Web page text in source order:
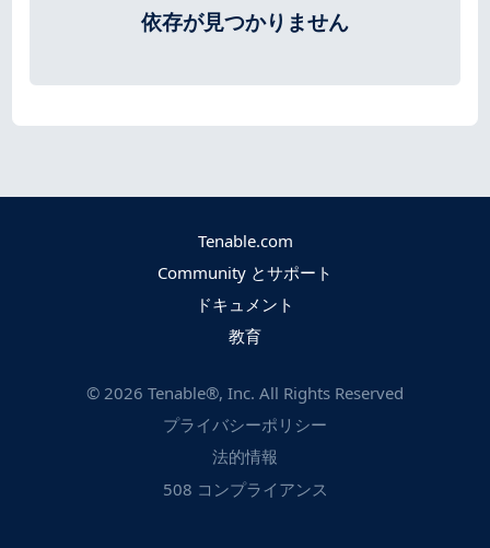
依存が見つかりません
Tenable.com
Community とサポート
ドキュメント
教育
© 2026 Tenable®, Inc. All Rights Reserved
プライバシーポリシー
法的情報
508 コンプライアンス